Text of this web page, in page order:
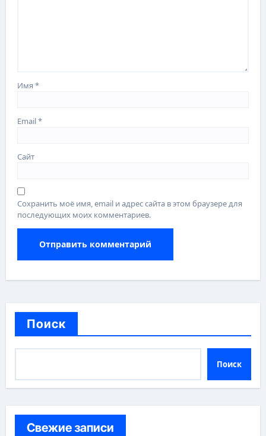
Имя*
Email*
Сайт
Сохранить моё имя, email и адрес сайта в этом браузере для
последующих моих комментариев.
Поиск
Поиск
Свежие записи